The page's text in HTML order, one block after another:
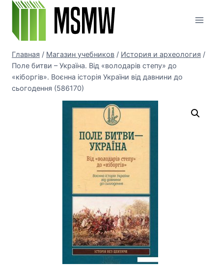
Перейти
содержимому
Главная / Магазин учебников / История и археология /
Поле битви – Україна. Від «володарів степу» до
«кіборгів». Воєнна історія України від давнини до
сьогодення (586170)